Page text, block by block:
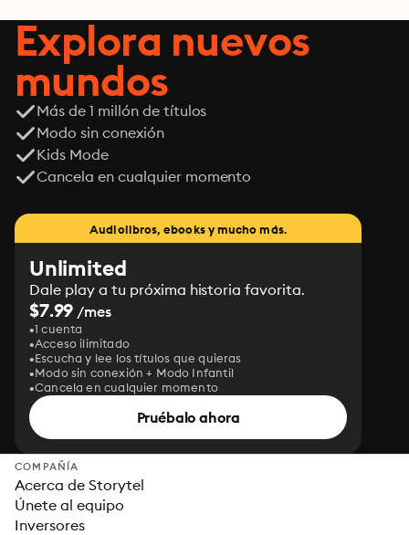
Explora nuevos
mundos
Más de 1 millón de títulos
Modo sin conexión
Kids Mode
Cancela en cualquier momento
Audiolibros, ebooks y mucho más.
Unlimited
Dale play a tu próxima historia favorita.
$7.99 /mes
1 cuenta
Acceso ilimitado
Escucha y lee los títulos que quieras
Modo sin conexión + Modo Infantil
Cancela en cualquier momento
Pruébalo ahora
COMPAÑÍA
Acerca de Storytel
Únete al equipo
Inversores